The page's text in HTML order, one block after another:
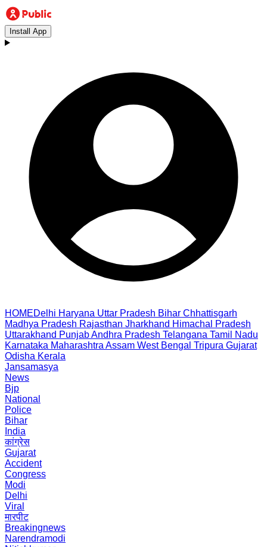
Install App
HOMEDelhi Haryana Uttar Pradesh Bihar Chhattisgarh
Madhya Pradesh Rajasthan Jharkhand Himachal Pradesh
Uttarakhand PunjabAndhra Pradesh Telangana Tamil Nadu
Karnataka Maharashtra Assam West Bengal Tripura Gujarat
Odisha Kerala
Jansamasya
News
Bjp
National
Police
Bihar
India
कांग्रेस
Gujarat
Accident
Congress
Modi
Delhi
Viral
मारपीट
Breakingnews
Narendramodi